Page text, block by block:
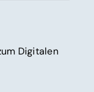
Digitalen